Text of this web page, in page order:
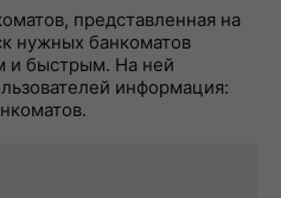
представленная на
нужных банкоматов
и быстрым. На ней
информация: